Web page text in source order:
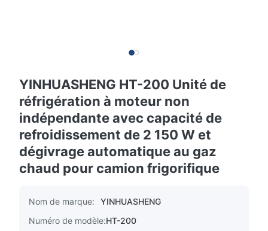
YINHUASHENG HT-200 Unité de
réfrigération à moteur non
indépendante avec capacité de
refroidissement de 2 150 W et
dégivrage automatique au gaz
chaud pour camion frigorifique
Nom de marque:
YINHUASHENG
Numéro de modèle:HT-200